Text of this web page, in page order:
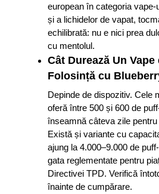
european în categoria
și a lichidelor de vapat,
echilibrată: nu e nici prea
cu mentolul.
Cât Durează Un Vape
Folosință cu
Depinde de dispozitiv. Cele
oferă între 500 și 600 de
înseamnă câteva zile
Există și variante cu
ajung la 4.000–9.000 de
gata reglementate pentru
Directivei TPD. Verifică
înainte de cumpărare.